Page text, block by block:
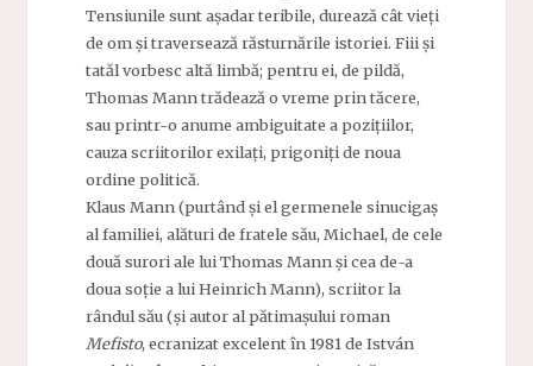
Tensiunile sunt așadar teribile, durează cât vieți
de om și traversează răsturnările istoriei. Fiii și
tatăl vorbesc altă limbă; pentru ei, de pildă,
Thomas Mann trădează o vreme prin tăcere,
sau printr-o anume ambiguitate a pozițiilor,
cauza scriitorilor exilați, prigoniți de noua
ordine politică.
Klaus Mann (purtând și el germenele sinucigaș
al familiei, alături de fratele său, Michael, de cele
două surori ale lui Thomas Mann și cea de-a
doua soție a lui Heinrich Mann), scriitor la
rândul său (și autor al pătimașului roman
Mefisto, ecranizat excelent în 1981 de István